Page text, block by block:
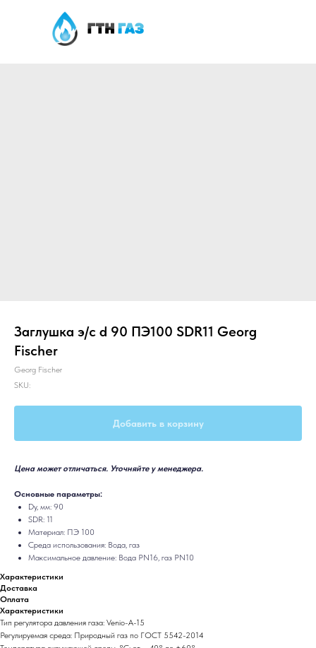
Заглушка э/с d 90 ПЭ100 SDR11 Georg
Fischer
Georg Fischer
SKU:
Добавить в корзину
Цена может отличаться. Уточняйте у менеджера.
Основные параметры:
Dy, мм: 90
SDR: 11
Материал: ПЭ 100
Среда использования: Вода, газ
Максимальное давление: Вода PN16, газ PN10
Характеристики
Доставка
Оплата
Характеристики
Тип регулятора давления газа: Venio-A-15
Регулируемая среда: Природный газ по ГОСТ 5542-2014